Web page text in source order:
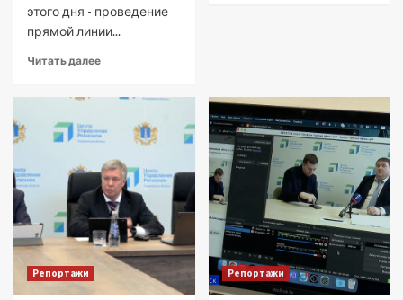
этого дня - проведение
прямой линии...
Читать далее
Репортажи Репортажи